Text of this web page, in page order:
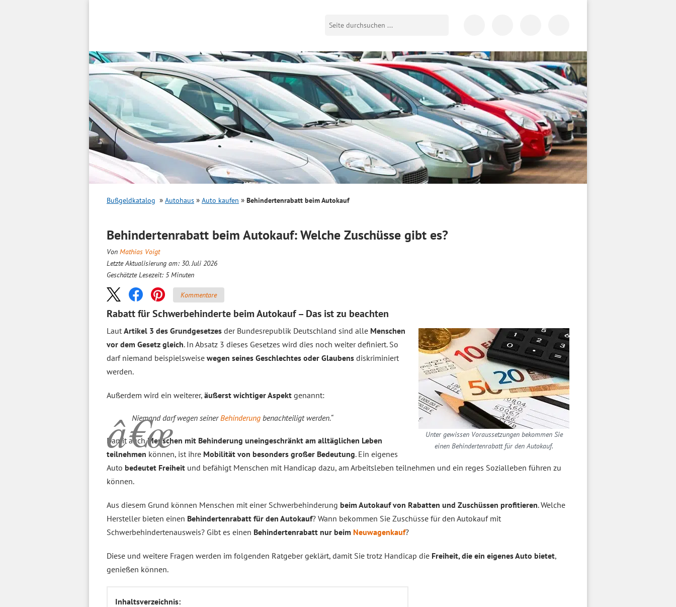
Bußgeldkatalog Autohaus Auto kaufen Behindertenrabatt beim Autokauf
Behindertenrabatt beim Autokauf: Welche Zuschüsse gibt es?
Von Mathias Voigt
Letzte Aktualisierung am: 30. Juli 2026
Geschätzte Lesezeit: 5 Minuten
Kommentare
Rabatt für Schwerbehinderte beim Autokauf – Das ist zu beachten
Unter gewissen Voraussetzungen bekommen Sie
einen Behindertenrabatt für den Autokauf.
Laut Artikel 3 des Grundgesetzes der Bundesrepublik Deutschland sind alle Menschen
vor dem Gesetz gleich. In Absatz 3 dieses Gesetzes wird dies noch weiter definiert. So
darf niemand beispielsweise wegen seines Geschlechtes oder Glaubens diskriminiert
werden.
Außerdem wird ein weiterer, äußerst wichtiger Aspekt genannt:
Niemand darf wegen seinerBehinderung benachteiligt werden.“
Damit auchMenschen mit Behinderung uneingeschränkt am alltäglichen Leben
teilnehmen können, ist ihre Mobilität von besonders großer Bedeutung. Ein eigenes
Auto bedeutet Freiheit und befähigt Menschen mit Handicap dazu, am Arbeitsleben teilnehmen und ein reges Sozialleben führen zu
können.
Aus diesem Grund können Menschen mit einer Schwerbehinderung beim Autokauf von Rabatten und Zuschüssen profitieren. Welche
Hersteller bieten einen Behindertenrabatt für den Autokauf? Wann bekommen Sie Zuschüsse für den Autokauf mit
Schwerbehindertenausweis? Gibt es einen Behindertenrabatt nur beim Neuwagenkauf?
Diese und weitere Fragen werden im folgenden Ratgeber geklärt, damit Sie trotz Handicap die Freiheit, die ein eigenes Auto bietet,
genießen können.
Inhaltsverzeichnis: